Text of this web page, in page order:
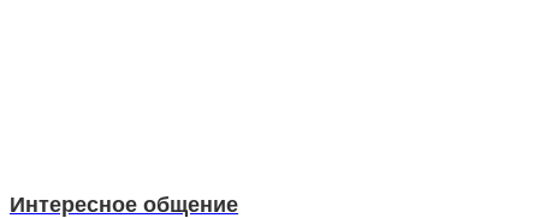
Интересное общение